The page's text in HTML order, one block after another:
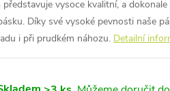
představuje vysoce kvalitní, a
Díky své vysoké pevnosti naše
i při prudkém náhozu. Detailní